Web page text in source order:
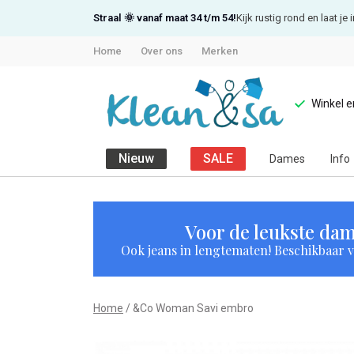
Straal 🌞 vanaf maat 34 t/m 54!Kijk rustig rond en laat je
Home Over ons Merken
Winkel
Nieuw SALE Dames Info
Woman
embro
Voor de leukste
Ook jeans in lengtematen! Beschikbaar
Home &Co Woman Savi embro